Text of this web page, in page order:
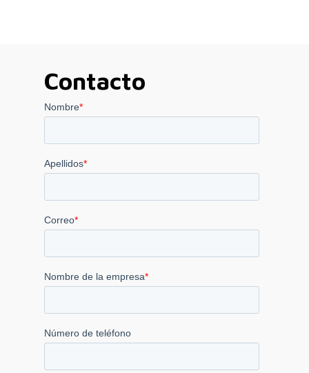
Contacto